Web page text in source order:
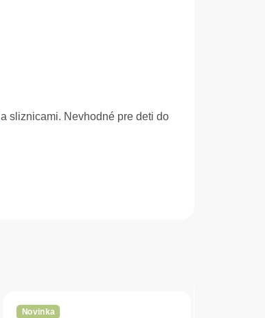
a sliznicami. Nevhodné pre deti do
Novinka